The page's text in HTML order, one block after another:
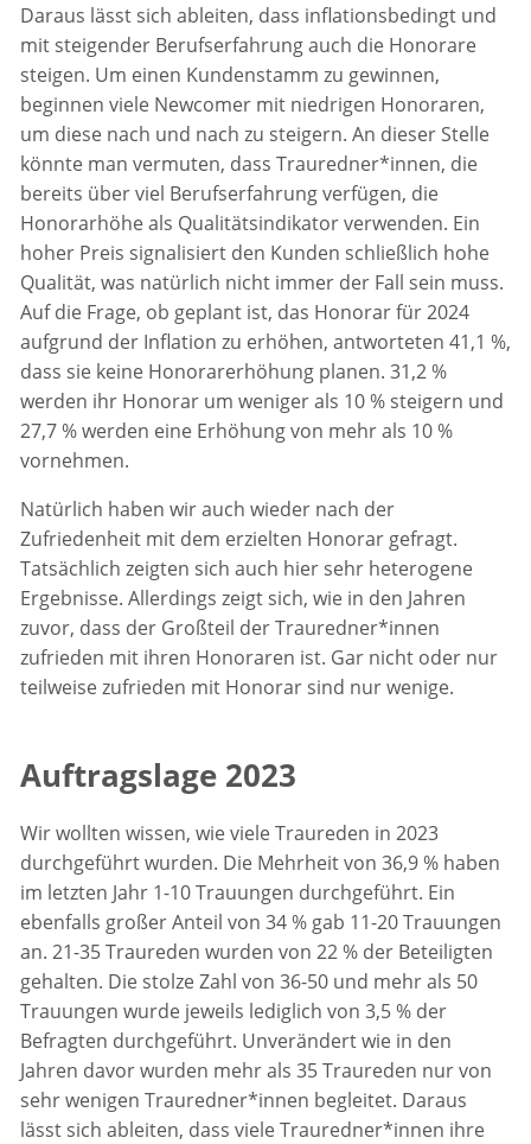
Daraus lässt sich ableiten, dass inflationsbedingt und
mit steigender Berufserfahrung auch die Honorare
steigen. Um einen Kundenstamm zu gewinnen,
beginnen viele Newcomer mit niedrigen Honoraren,
um diese nach und nach zu steigern. An dieser Stelle
könnte man vermuten, dass Trauredner*innen, die
bereits über viel Berufserfahrung verfügen, die
Honorarhöhe als Qualitätsindikator verwenden. Ein
hoher Preis signalisiert den Kunden schließlich hohe
Qualität, was natürlich nicht immer der Fall sein muss.
Auf die Frage, ob geplant ist, das Honorar für 2024
aufgrund der Inflation zu erhöhen, antworteten 41,1 %,
dass sie keine Honorarerhöhung planen. 31,2 %
werden ihr Honorar um weniger als 10 % steigern und
27,7 % werden eine Erhöhung von mehr als 10 %
vornehmen.
Natürlich haben wir auch wieder nach der
Zufriedenheit mit dem erzielten Honorar gefragt.
Tatsächlich zeigten sich auch hier sehr heterogene
Ergebnisse. Allerdings zeigt sich, wie in den Jahren
zuvor, dass der Großteil der Trauredner*innen
zufrieden mit ihren Honoraren ist. Gar nicht oder nur
teilweise zufrieden mit Honorar sind nur wenige.
Auftragslage 2023
Wir wollten wissen, wie viele Traureden in 2023
durchgeführt wurden. Die Mehrheit von 36,9 % haben
im letzten Jahr 1-10 Trauungen durchgeführt. Ein
ebenfalls großer Anteil von 34 % gab 11-20 Trauungen
an. 21-35 Traureden wurden von 22 % der Beteiligten
gehalten. Die stolze Zahl von 36-50 und mehr als 50
Trauungen wurde jeweils lediglich von 3,5 % der
Befragten durchgeführt. Unverändert wie in den
Jahren davor wurden mehr als 35 Traureden nur von
sehr wenigen Trauredner*innen begleitet. Daraus
lässt sich ableiten, dass viele Trauredner*innen ihre